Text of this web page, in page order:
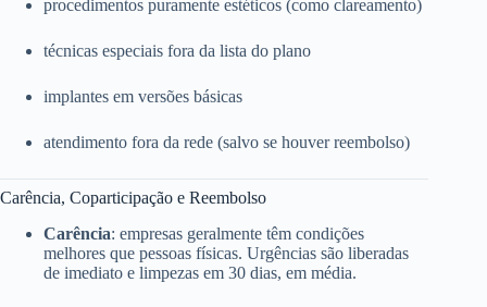
procedimentos puramente estéticos (como clareamento)
técnicas especiais fora da lista do plano
implantes em versões básicas
atendimento fora da rede (salvo se houver reembolso)
Carência, Coparticipação e Reembolso
Carência: empresas geralmente têm condições
melhores que pessoas físicas. Urgências são liberadas
de imediato e limpezas em 30 dias, em média.